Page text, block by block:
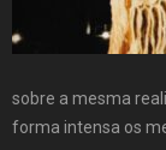
sobre a mesma
forma intensa os